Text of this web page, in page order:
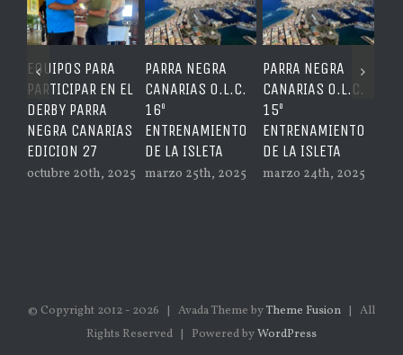
EQUIPOS PARA
PARTICIPAR EN EL
DERBY PARRA
NEGRA CANARIAS
EDICION 27
octubre 20th, 2025
PARRA NEGRA
CANARIAS O.L.C.
16º
ENTRENAMIENTO
DE LA ISLETA
marzo 25th, 2025
PARRA NEGRA
CANARIAS O.L.C.
15º
ENTRENAMIENTO
DE LA ISLETA
marzo 24th, 2025
© Copyright 2012 - 2026 | Avada Theme byTheme Fusion | All
Rights Reserved | Powered byWordPress